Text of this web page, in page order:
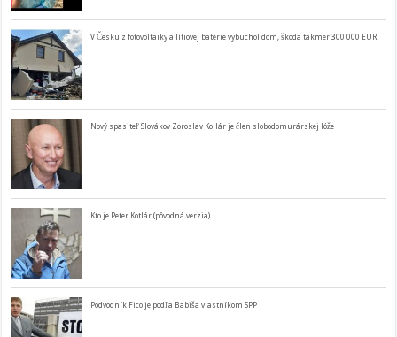
V Česku z fotovoltaiky a lítiovej batérie vybuchol dom, škoda takmer 300 000 EUR
Nový spasiteľ Slovákov Zoroslav Kollár je člen slobodomurárskej lóže
Kto je Peter Kotlár (pôvodná verzia)
Podvodník Fico je podľa Babiša vlastníkom SPP